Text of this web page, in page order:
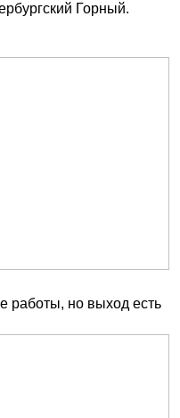
Горный.
работы, но выход есть